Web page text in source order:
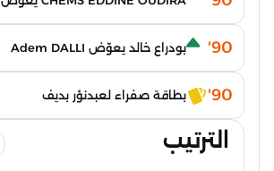
90' بودراع خالد يعوّض Adem DALLI
90' بطاقة صفراء لعبدنؤر بديف
الترتيب